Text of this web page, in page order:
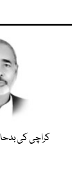
کراچی کی